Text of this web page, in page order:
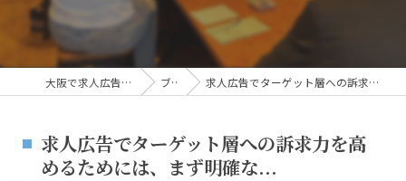
大阪で求人広告なら株式会社AOA ブログ 求人広告でターゲット層への訴求力を高めるためには、まず明確な...
求人広告でターゲット層への訴求力を高
めるためには、まず明確な...